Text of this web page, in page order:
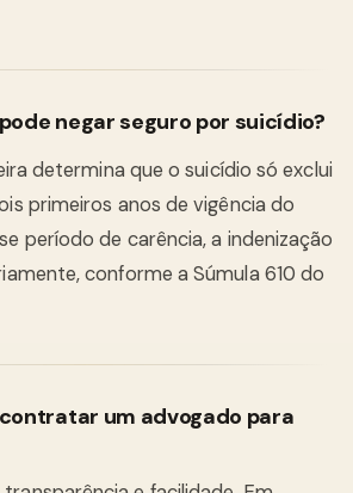
negar seguro por suicídio?
determina que o suicídio só exclui
primeiros anos de vigência do
período de carência, a indenização
conforme a Súmula 610 do
um advogado para